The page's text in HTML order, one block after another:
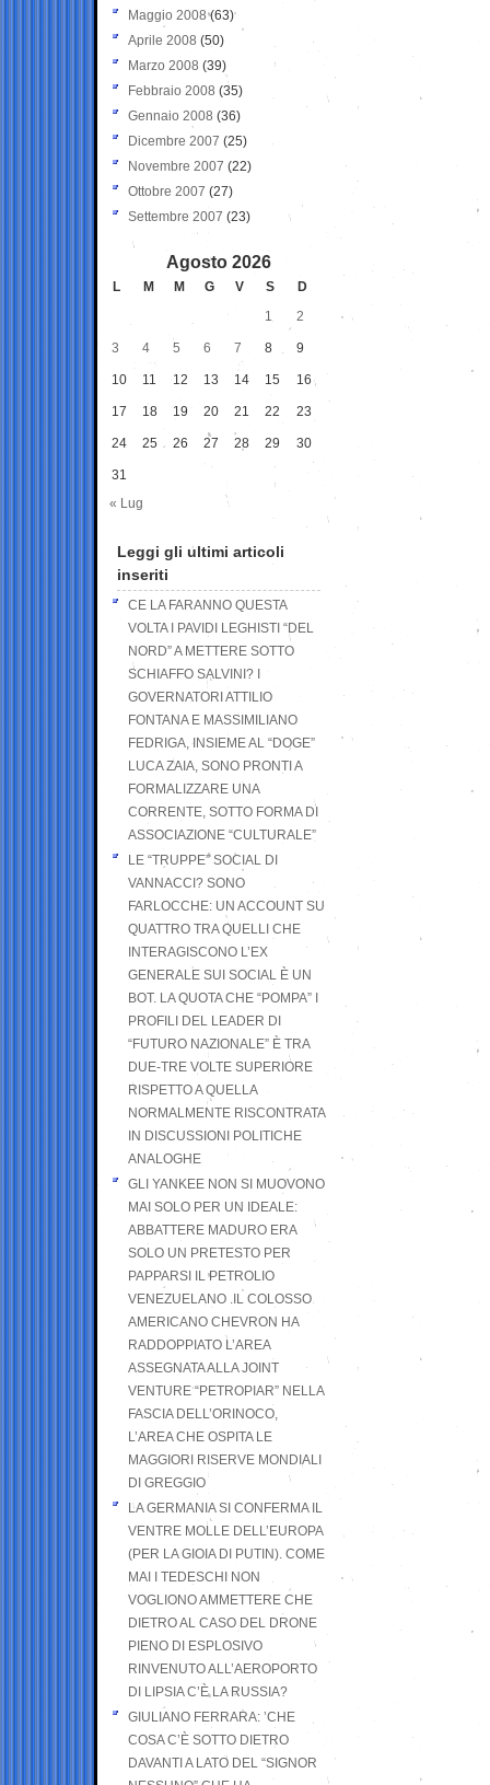
Maggio 2008(63)
Aprile 2008 (50)
Marzo 2008 (39)
Febbraio 2008 (35)
Gennaio 2008 (36)
Dicembre 2007 (25)
Novembre 2007 (22)
Ottobre 2007 (27)
Settembre 2007 (23)
Agosto 2026
L M M G V S
D
1
2
3 4 5 6 7 8 9
10 11 12 13 14 15 16
17 18 19 20 21 22 23
24 25 26 27 28 29 30
31
« Lug
Leggi gli ultimi articoli
inseriti
CE LA FARANNO QUESTA
VOLTA I PAVIDI LEGHISTI “DEL
NORD” A METTERE SOTTO
SCHIAFFO SALVINI? I
GOVERNATORI ATTILIO
FONTANA E MASSIMILIANO
FEDRIGA, INSIEME AL “DOGE”
LUCA ZAIA, SONO PRONTI A
FORMALIZZARE UNA
CORRENTE, SOTTO FORMA DI
ASSOCIAZIONE “CULTURALE”
LE “TRUPPE” SOCIAL DI
VANNACCI? SONO
FARLOCCHE: UN ACCOUNT SU
QUATTRO TRA QUELLI CHE
INTERAGISCONO L’EX
GENERALE SUI SOCIAL È UN
BOT. LA QUOTA CHE “POMPA” I
PROFILI DEL LEADER DI
“FUTURO NAZIONALE” È TRA
DUE-TRE VOLTE SUPERIORE
RISPETTO A QUELLA
NORMALMENTE RISCONTRATA
IN DISCUSSIONI POLITICHE
ANALOGHE
GLI YANKEE NON SI MUOVONO
MAI SOLO PER UN IDEALE:
ABBATTERE MADURO ERA
SOLO UN PRETESTO PER
PAPPARSI IL PETROLIO
VENEZUELANO .IL COLOSSO
AMERICANO CHEVRON HA
RADDOPPIATO L’AREA
ASSEGNATA ALLA JOINT
VENTURE “PETROPIAR” NELLA
FASCIA DELL’ORINOCO,
L’AREA CHE OSPITA LE
MAGGIORI RISERVE MONDIALI
DI GREGGIO
LA GERMANIA SI CONFERMA IL
VENTRE MOLLE DELL’EUROPA
(PER LA GIOIA DI PUTIN). COME
MAI I TEDESCHI NON
VOGLIONO AMMETTERE CHE
DIETRO AL CASO DEL DRONE
PIENO DI ESPLOSIVO
RINVENUTO ALL’AEROPORTO
DI LIPSIA C’È LA RUSSIA?
GIULIANO FERRARA: ’CHE
COSA C’È SOTTO DIETRO
DAVANTI A LATO DEL “SIGNOR